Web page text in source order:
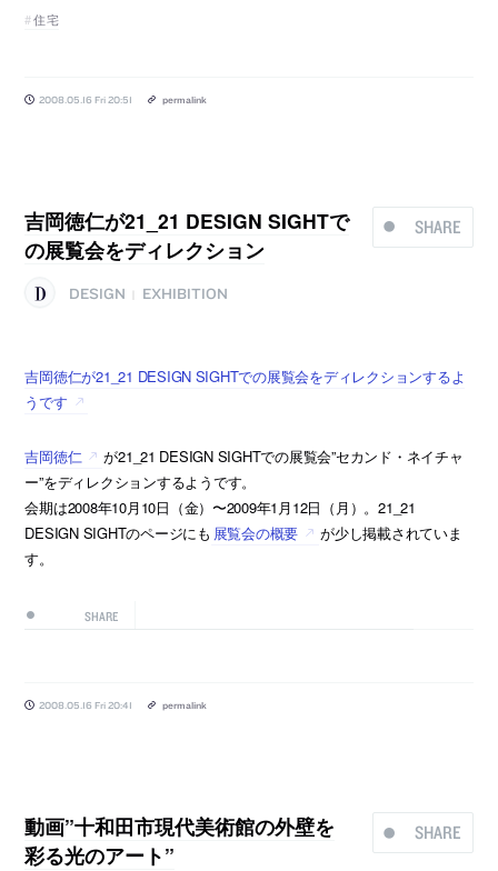
住宅
2008.05.16 Fri 20:51 permalink
SHARE
吉岡徳仁が21_21 DESIGN SIGHTで
の展覧会をディレクション
DESIGN EXHIBITION
吉岡徳仁が21_21 DESIGN SIGHTでの展覧会をディレクションするよ
うです
吉岡徳仁
が21_21 DESIGN SIGHTでの展覧会”セカンド・ネイチャ
ー”をディレクションするようです。
会期は2008年10月10日（金）〜2009年1月12日（月）。21_21
DESIGN SIGHTのページにも 展覧会の概要
が少し掲載されていま
す。
SHARE
2008.05.16 Fri 20:41 permalink
SHARE
動画”十和田市現代美術館の外壁を
彩る光のアート”